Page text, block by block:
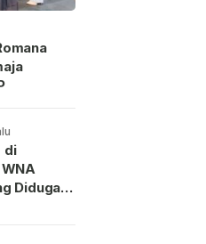
di
Diduga